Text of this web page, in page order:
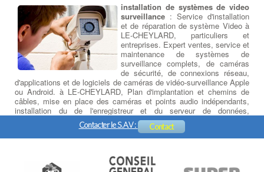
installation de systèmes de video
surveillance : Service d'installation
et de réparation de système Video à
LE-CHEYLARD, particuliers et
entreprises. Expert ventes, service et
maintenance de systèmes de
surveillance complets, de caméras
de sécurité, de connexions réseau,
d'applications et de logiciels de caméras de vidéo-surveillance Apple
ou Android. à LE-CHEYLARD, Plan d'implantation et chemins de
câbles, mise en place des caméras et points audio indépendants,
installation du de l'enregistreur et du serveur de données,
paramétrage et formation logicielle, initiation à la prise en main à
distance sur PC, Tablette ou Smartphone.
Contacter le S.A.V : Contact